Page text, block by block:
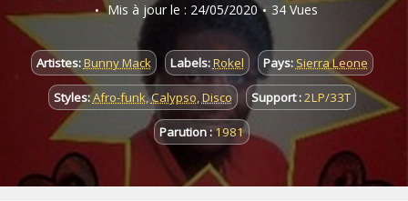
Mis à jour le : 24/05/2020
34 Vues
Artistes:Bunny Mack Labels:Rokel Pays: Sierra Leone
Styles:Afro-funk,Calypso,Disco Support :2LP/33T
Parution :1981